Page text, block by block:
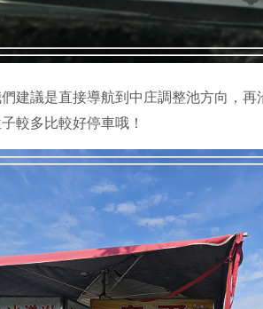
建議是直接導航到中庄調整池方向，
較多比較好停車哦！